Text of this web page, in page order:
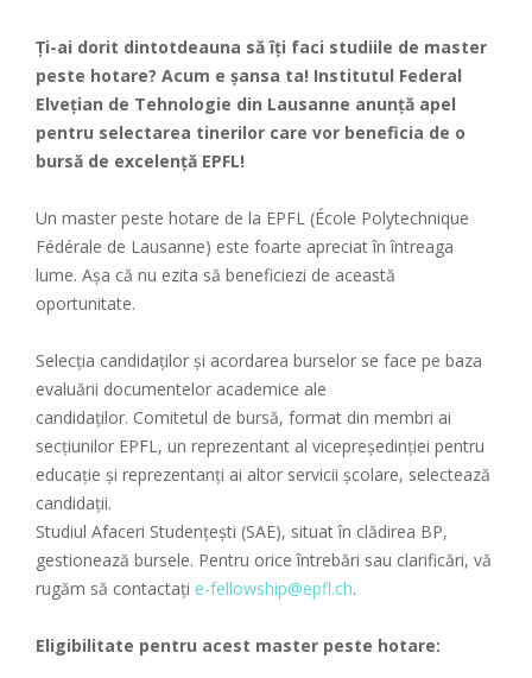
Ți-ai dorit dintotdeauna să îți faci studiile de master
peste hotare? Acum e șansa ta! Institutul Federal
Elvețian de Tehnologie din Lausanne anunță apel
pentru selectarea tinerilor care vor beneficia de o
bursă de excelență EPFL!
Un master peste hotare de la EPFL (École Polytechnique
Fédérale de Lausanne) este foarte apreciat în întreaga
lume. Așa că nu ezita să beneficiezi de această
oportunitate.
Selecția candidaților și acordarea burselor se face pe baza
evaluării documentelor academice ale
candidaților. Comitetul de bursă, format din membri ai
secțiunilor EPFL, un reprezentant al vicepreședinției pentru
educație și reprezentanți ai altor servicii școlare, selectează
candidații.
Studiul Afaceri Studențești (SAE), situat în clădirea BP,
gestionează bursele. Pentru orice întrebări sau clarificări, vă
rugăm să contactați e-fellowship@epfl.ch.
Eligibilitate pentru acest master peste hotare: